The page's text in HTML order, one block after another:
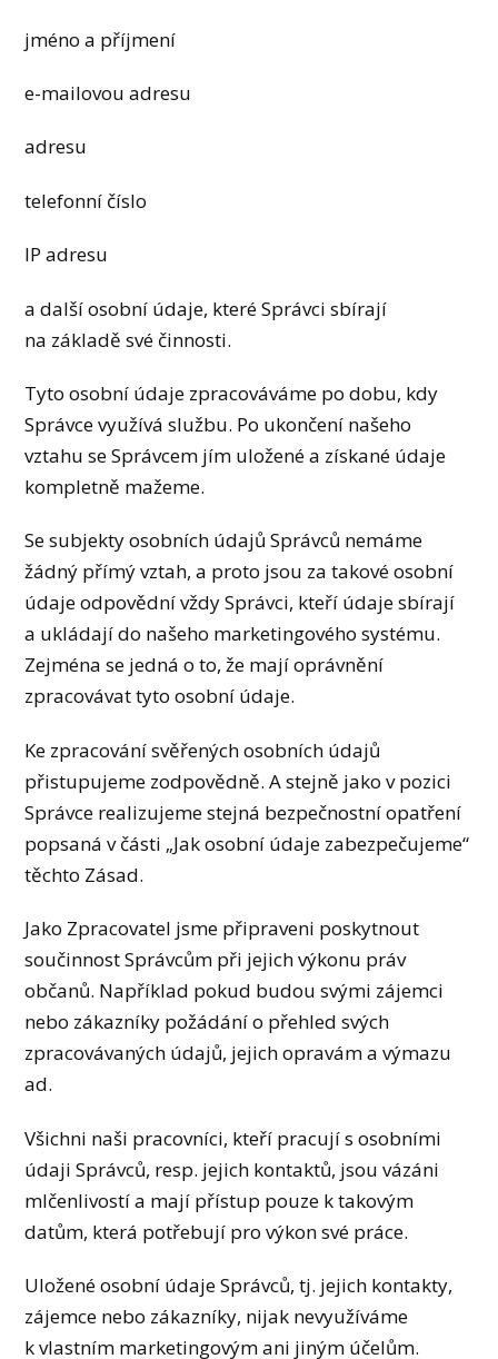
jméno a příjmení
e-mailovou adresu
adresu
telefonní číslo
IP adresu
a další osobní údaje, které Správci sbírají
na základě své činnosti.
Tyto osobní údaje zpracováváme po dobu, kdy
Správce využívá službu. Po ukončení našeho
vztahu se Správcem jím uložené a získané údaje
kompletně mažeme.
Se subjekty osobních údajů Správců nemáme
žádný přímý vztah, a proto jsou za takové osobní
údaje odpovědní vždy Správci, kteří údaje sbírají
a ukládají do našeho marketingového systému.
Zejména se jedná o to, že mají oprávnění
zpracovávat tyto osobní údaje.
Ke zpracování svěřených osobních údajů
přistupujeme zodpovědně. A stejně jako v pozici
Správce realizujeme stejná bezpečnostní opatření
popsaná v části „Jak osobní údaje zabezpečujeme“
těchto Zásad.
Jako Zpracovatel jsme připraveni poskytnout
součinnost Správcům při jejich výkonu práv
občanů. Například pokud budou svými zájemci
nebo zákazníky požádání o přehled svých
zpracovávaných údajů, jejich opravám a výmazu
ad.
Všichni naši pracovníci, kteří pracují s osobními
údaji Správců, resp. jejich kontaktů, jsou vázáni
mlčenlivostí a mají přístup pouze k takovým
datům, která potřebují pro výkon své práce.
Uložené osobní údaje Správců, tj. jejich kontakty,
zájemce nebo zákazníky, nijak nevyužíváme
k vlastním marketingovým ani jiným účelům.